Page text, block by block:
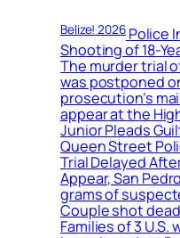
Belize! 2026Police
Shooting of 18-
The murder trial
was postponed
prosecution’s
appear at the
Junior Pleads
Queen Street
Trial Delayed
Appear, San
grams of
Couple shot
Families of 3 U.S.